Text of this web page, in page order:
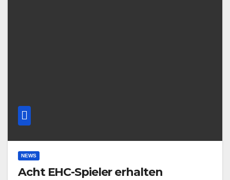
NEWS
Acht EHC-Spieler erhalten